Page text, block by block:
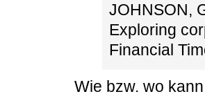
JOHNSON,
Exploring
Financial
Wie bzw. wo